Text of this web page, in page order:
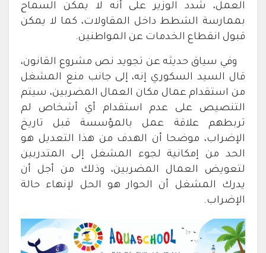
العمل، شدد الوزير على أنه لا يمكن السماح
بممارسة الشطط داخل المقاولات، كما لا يمكن
قبول انقطاع الخدمات عن المواطنين.
وفي سياق حديثه عن تجويد نص مشروع القانون،
قال السيد السكوري إنه، إلى جانب منع المشغل
من استقدام عمال مكان العمال المضربين، سيتم
التنصيص على عدم استقدام أي أشخاص لم
تربطهم علاقة عمل بالمؤسسة قبل تاريخ
الإضراب، موضحا أن الهدف من هذا التعديل هو
الحد من إمكانية لجوء المشغل إلى المتدربين
لتعويض العمال المضربين، وذلك من أجل أن
يدرك المشغل أن الحوار هو الحل لإنهاء حالة
الإضراب.